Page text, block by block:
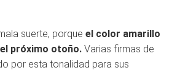
suerte, porque el color amarillo
próximo otoño. Varias firmas de
por esta tonalidad para sus